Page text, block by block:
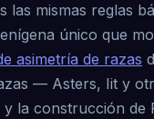
las mismas reglas
único que
asimetría de razas
— Asters, Iit y
y la construcción de